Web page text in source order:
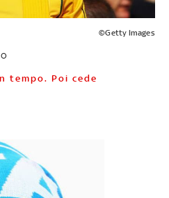
©Getty Images